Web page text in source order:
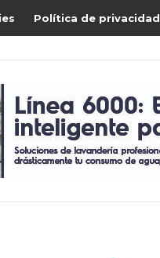
Política de privacidad